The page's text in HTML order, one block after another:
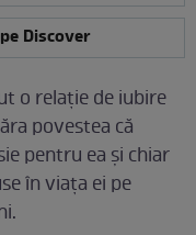
Discover
o relație de iubire
povestea că
pentru ea și chiar
în viața ei pe